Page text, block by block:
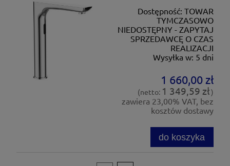
Dostępność: TOWAR
TYMCZASOWO
NIEDOSTĘPNY - ZAPYTAJ
SPRZEDAWCĘ O CZAS
REALIZACJI
Wysyłka w: 5 dni
1 660,00 zł
(netto: 1 349,59 zł)
zawiera 23,00% VAT, bez
kosztów dostawy
do koszyka